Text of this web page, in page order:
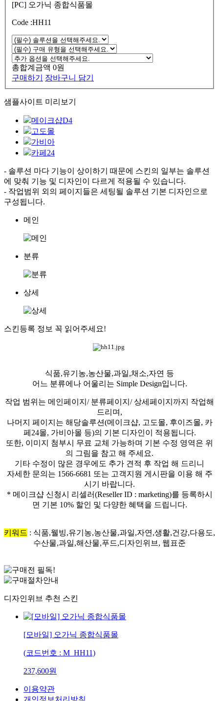
[PC] 오가닉 종합식품몰
Code :HH11
총합계금액 0원
구매하기
장바구니 담기
샘플사이트 미리보기
메이크샵D4
고도몰
가비아
카페24
- 솔루션 마다 기능이 상이하기 때문에 스킨의 일부는 솔루션
에 맞춰 기능 및 디자인이 다르게 적용될 수 있습니다.
- 작업범위 외의 페이지들은 세팅될 솔루션 기본 디자인으로
구성됩니다.
메인
분류
상세
스킨등록 정보 꼭 읽어주세요!
식품,유기농,농산물,과일,채소,자연 등
어느 분류에나 어울리는 Simple Design입니다.
작업 범위는 메인페이지/ 분류페이지/ 상세페이지까지 작업해
드리며,
나머지 페이지는 해당솔루션(메이크샵, 고도몰, 후이즈몰, 카
페24몰, 가비아몰 등)의 기본 디자인이 적용됩니다.
또한, 이미지 첨부시 무료 교체 가능하며 기본 수정 영역은 위
의 그림을 참고 해 주세요.
기타 수정이 많은 경우에도 추가 견적 후 작업 해 드리니
자세한 문의는 1566-6681 또는 고객지원 게시판을 이용 해 주
시기 바랍니다.
* 메이크샵 신청시 리셀러(Reseller ID : marketing)를 등록하시
면 기본 10% 할인 및 다양한 혜택을 드립니다.
키워드 : 식품,웰빙,유기농,농산물,과일,자연,생활,건강,다용도,
수산물,과일,해산물,푸드,디자인위브, 웹표준
디자인위브 추천 스킨
[모바일] 오가닉 종합식품몰
(코드번호 : M_HH11)
237,600원
이용약관